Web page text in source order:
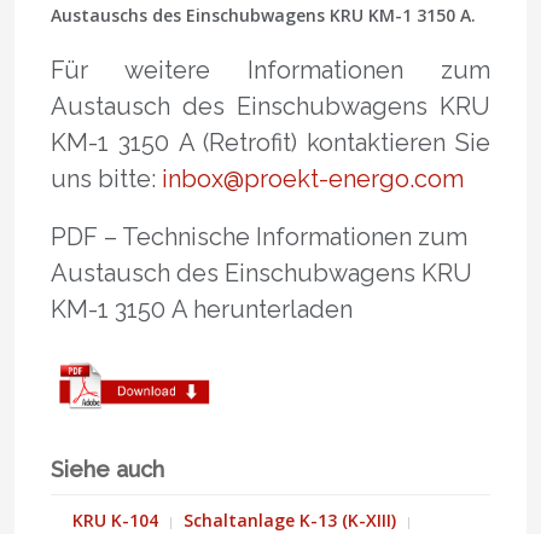
Austauschs des Einschubwagens KRU KМ-1 3150 A.
Für weitere Informationen zum
Austausch des Einschubwagens KRU
KМ-1 3150 A (Retrofit) kontaktieren Sie
uns bitte: inbox@proekt-energo.com
PDF – Technische Informationen zum
Austausch des Einschubwagens KRU
KМ-1 3150 A herunterladen
Siehe auch
KRU K-104
Schaltanlage K-13 (K-XIII)